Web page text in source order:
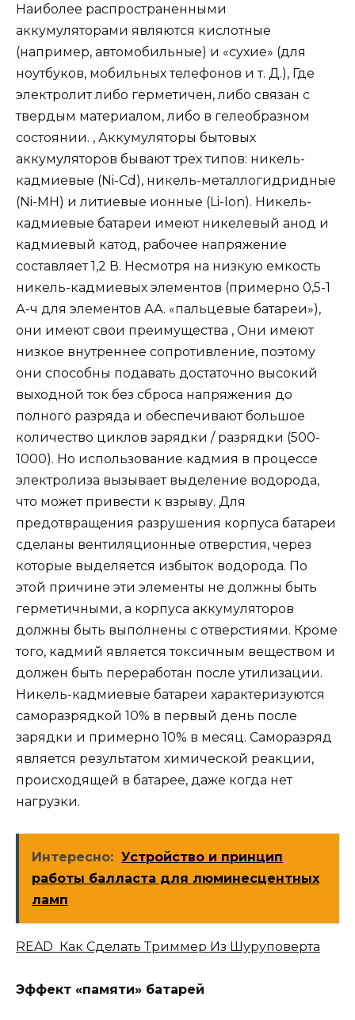
Наиболее распространенными
аккумуляторами являются кислотные
(например, автомобильные) и «сухие» (для
ноутбуков, мобильных телефонов и т. Д.), Где
электролит либо герметичен, либо связан с
твердым материалом, либо в гелеобразном
состоянии. , Аккумуляторы бытовых
аккумуляторов бывают трех типов: никель-
кадмиевые (Ni-Cd), никель-металлогидридные
(Ni-MH) и литиевые ионные (Li-Ion). Никель-
кадмиевые батареи имеют никелевый анод и
кадмиевый катод, рабочее напряжение
составляет 1,2 В. Несмотря на низкую емкость
никель-кадмиевых элементов (примерно 0,5-1
А-ч для элементов АА. «пальцевые батареи»),
они имеют свои преимущества , Они имеют
низкое внутреннее сопротивление, поэтому
они способны подавать достаточно высокий
выходной ток без сброса напряжения до
полного разряда и обеспечивают большое
количество циклов зарядки / разрядки (500-
1000). Но использование кадмия в процессе
электролиза вызывает выделение водорода,
что может привести к взрыву. Для
предотвращения разрушения корпуса батареи
сделаны вентиляционные отверстия, через
которые выделяется избыток водорода. По
этой причине эти элементы не должны быть
герметичными, а корпуса аккумуляторов
должны быть выполнены с отверстиями. Кроме
того, кадмий является токсичным веществом и
должен быть переработан после утилизации.
Никель-кадмиевые батареи характеризуются
саморазрядкой 10% в первый день после
зарядки и примерно 10% в месяц. Саморазряд
является результатом химической реакции,
происходящей в батарее, даже когда нет
нагрузки.
Интересно: Устройство и принцип
работы балласта для люминесцентных
ламп
READ Как Сделать Триммер Из Шуруповерта
Эффект «памяти» батарей